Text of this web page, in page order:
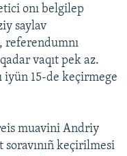
onı belgilep
saylav
referendumnı
vaqıt pek az.
iyün 15-de keçirmege
muavini Andriy
keçirilmesi